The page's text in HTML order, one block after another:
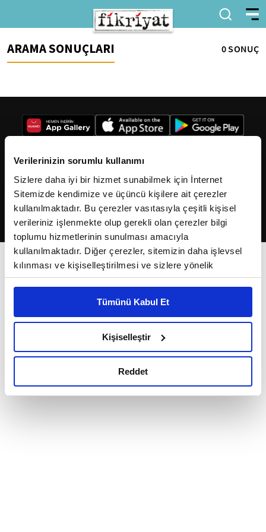
Verilerinizin sorumlu kullanımı
Sizlere daha iyi bir hizmet sunabilmek için İnternet
Sitemizde kendimize ve üçüncü kişilere ait çerezler
kullanılmaktadır. Bu çerezler vasıtasıyla çeşitli kişisel
verileriniz işlenmekte olup gerekli olan çerezler bilgi
toplumu hizmetlerinin sunulması amacıyla
kullanılmaktadır. Diğer çerezler, sitemizin daha işlevsel
kılınması ve kişiselleştirilmesi ve sizlere yönelik
reklam/pazarlama faaliyetlerinin yapılması, amaçlarıyla
Çerezlere ilişkin tercihlerinizi çerez paneli vasıtasıyla
belirleyebilirsiniz. Çerezlere ilişkin detaylı bilgi için
Ayarlar butonuna tıklayabilir,Çerez Bilgilendirme
Metnimizi ziyaret edebilirsiniz.
okumak ve sitemizi ziyaretiniz kapsamında
Tümünü Kabul Et
Kişiselleştir
Reddet
ARAMA SONUÇLARI 0 SONUÇ
2026Fikriyat. Tüm hakları saklıdır.